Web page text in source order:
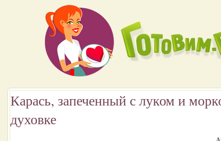
Карась, запеченный с луком и
духовке